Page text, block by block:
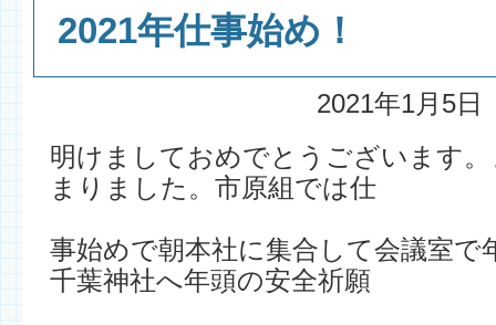
2021年仕事始め！
2021年1月5日
明けましておめでとうございます
まりました。市原組では仕
事始めで朝本社に集合して会議室で
千葉神社へ年頭の安全祈願